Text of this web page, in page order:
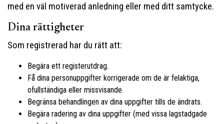
med en väl motiverad anledning eller med ditt samtycke.
Dina rättigheter
Som registrerad har du rätt att:
Begära ett registerutdrag.
Få dina personuppgifter korrigerade om de är felaktiga,
ofullständiga eller missvisande.
Begränsa behandlingen av dina uppgifter tills de ändrats.
Begära radering av dina uppgifter (med vissa lagstadgade